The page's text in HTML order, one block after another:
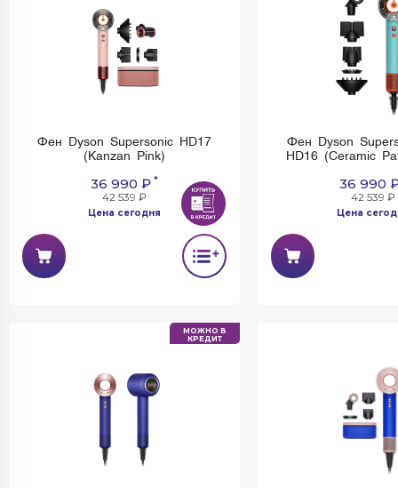
Фен Dyson Supersonic HD17
(Kanzan Pink)
36 990 ₽ *
42 539 ₽
Цена сегодня
Фен Dyson
HD16 (Ceramic
36 990
42 539 ₽
Цена
МОЖНО В
КРЕДИТ